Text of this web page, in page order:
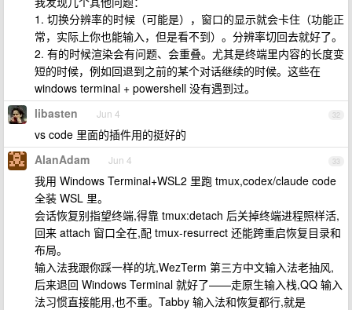
1. 切换分辨率的时候（可能是），窗口的显示就会卡住（功能正
常，实际上你也能输入，但是看不到）。分辨率切回去就好了。
2. 有的时候渲染会有问题、会重叠。尤其是终端里内容的长度变
短的时候，例如回退到之前的某个对话继续的时候。这些在
windows terminal + powershell 没有遇到过。
32
libasten Jun 4
vs code 里面的插件用的挺好的
33
AlanAdam Jun 4
我用 Windows Terminal+WSL2 里跑 tmux,codex/claude code
全装 WSL 里。
会话恢复别指望终端,得靠 tmux:detach 后关掉终端进程照样活,
回来 attach 窗口全在,配 tmux-resurrect 还能跨重启恢复目录和
布局。
输入法我跟你踩一样的坑,WezTerm 第三方中文输入法老抽风,
后来退回 Windows Terminal 就好了——走原生输入栈,QQ 输入
法习惯直接能用,也不重。Tabby 输入法和恢复都行,就是